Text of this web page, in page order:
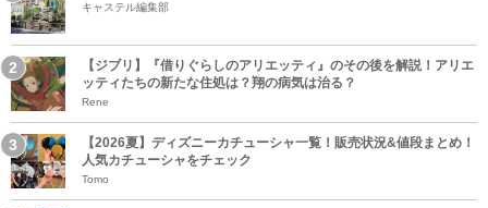
キャステル編集部
【ジブリ】『借りぐらしのアリエッティ』のその後を解説！アリエ
ッティたちの新たな住処は？翔の病気は治る？
Rene
【2026夏】ディズニーカチューシャ一覧！販売状況&値段まとめ！
人気カチューシャをチェック
Tomo